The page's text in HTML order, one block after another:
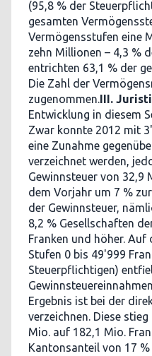
(95,8 % der
gesamten
Vermögensstufen eine
zehn Millionen – 4,3 %
entrichten 63,1 % der
Die Zahl der
zugenommen.III.
Entwicklung in diesem
Zwar konnte 2012 mit
eine Zunahme
verzeichnet werden,
Gewinnsteuer von 32,9
dem Vorjahr um 7 %
der Gewinnsteuer,
8,2 % Gesellschaften
Franken und höher. Auf
Stufen 0 bis 49'999
Steuerpflichtigen)
Ergebnis ist bei der
verzeichnen. Diese
Mio. auf 182,1 Mio.
Kantonsanteil von 17